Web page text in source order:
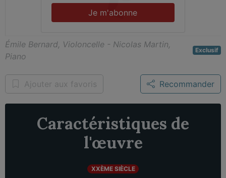
Je m'abonne
Émile Bernard, Violoncelle - Nicolas Martin,
Piano
Exclusif
Ajouter aux favoris Recommander
Caractéristiques de
l'œuvre
XXÈME SIÈCLE